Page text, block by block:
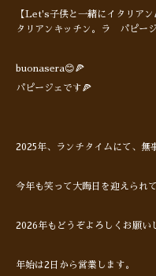
【Let's子供と一緒にイタリア
タリアンキッチン。ラ パピージ
buonasera😊🍕
パピージェです🍕
2025年、ランチタイムにて、無
今年も笑って大晦日を迎えられ
2026年もどうぞよろしくお願い
年始は2日から営業します。